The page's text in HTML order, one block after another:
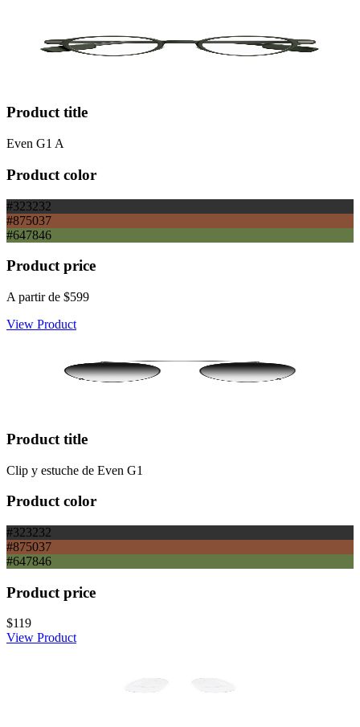
Product title
Even G1 A
Product color
#323232
#875037
#647846
Product price
A partir de $599
View Product
Product title
Clip y estuche de Even G1
Product color
#323232
#875037
#647846
Product price
$119
View Product